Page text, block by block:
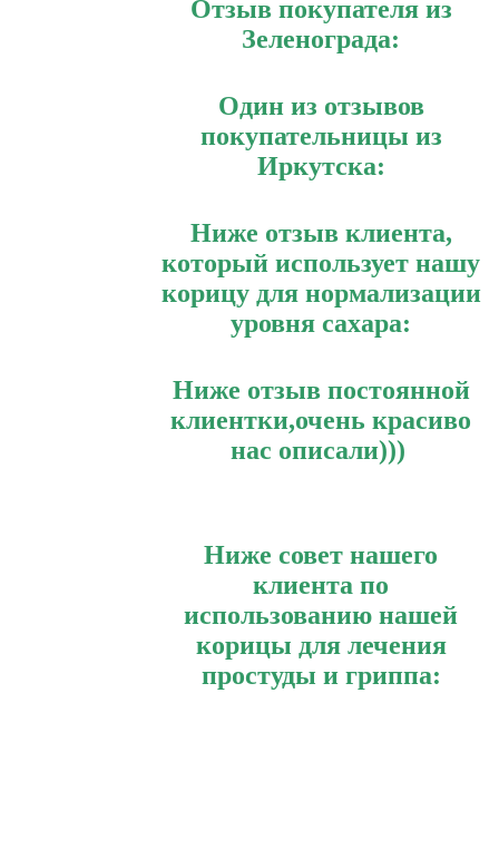
Отзыв покупателя из
Зеленограда:
Один из отзывов
покупательницы из
Иркутска:
Ниже отзыв клиента,
который использует нашу
корицу для нормализации
уровня сахара:
Ниже отзыв постоянной
клиентки,очень красиво
нас описали)))
Ниже совет нашего
клиента по
использованию нашей
корицы для лечения
простуды и гриппа: